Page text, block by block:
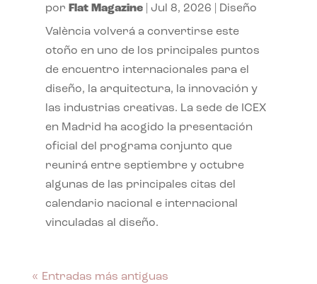
por Flat Magazine| Jul 8, 2026 Diseño
València volverá a convertirse este
otoño en uno de los principales puntos
de encuentro internacionales para el
diseño, la arquitectura, la innovación y
las industrias creativas. La sede de ICEX
en Madrid ha acogido la presentación
oficial del programa conjunto que
reunirá entre septiembre y octubre
algunas de las principales citas del
calendario nacional e internacional
vinculadas al diseño.
« Entradas más antiguas